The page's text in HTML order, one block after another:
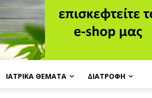
ΙΑΤΡΙΚΆ ΘΈΜΑΤΑ ΔΙΑΤΡΟΦΉ